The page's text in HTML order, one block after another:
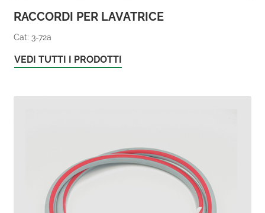
RACCORDI PER LAVATRICE
Cat: 3-72a
VEDI TUTTI I PRODOTTI